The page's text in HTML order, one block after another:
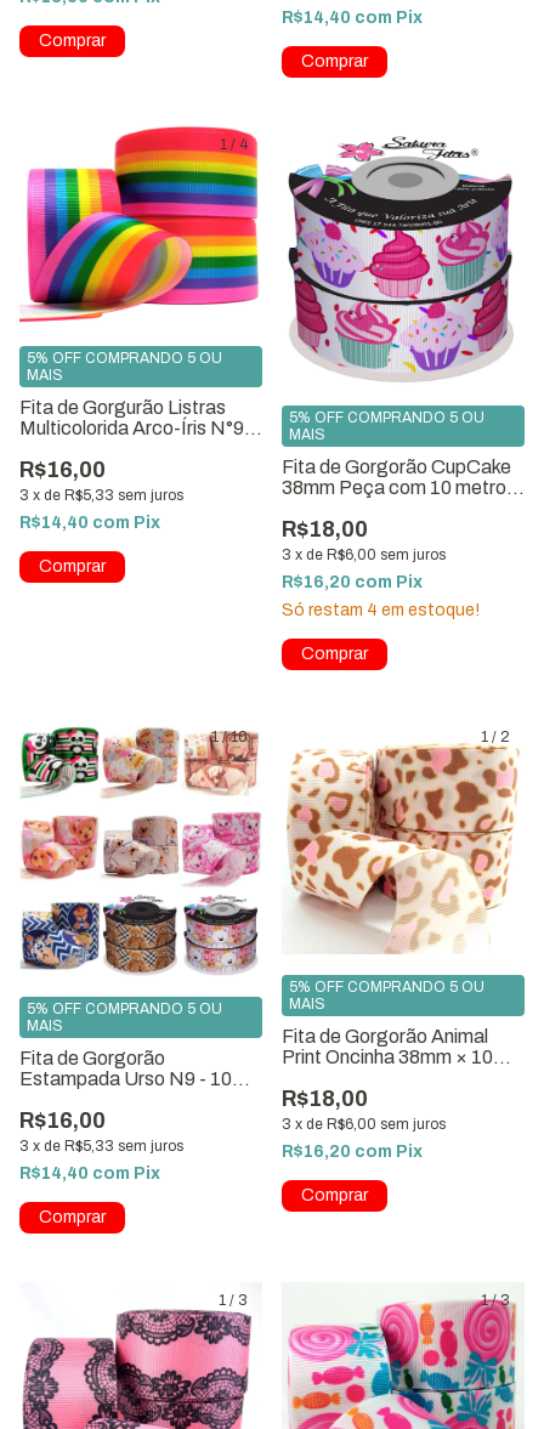
R$14,40 com Pix
1 / 4
Fita de Gorgurão Listras
Multicolorida Arco-Íris N°9
R$16,00
3 x de R$5,33 sem juros
5% OFF COMPRANDO 5 OU
MAIS
R$14,40 com Pix
Fita de Gorgorão CupCake
38mm Peça com 10 metros
R$18,00
3 x de R$6,00 sem juros
5% OFF COMPRANDO 5 OU
MAIS
R$16,20 com Pix
Só restam 4 em estoque!
1/10
Fita de Gorgorão
Estampada Urso N9 - 10
R$16,00
3 x de R$5,33 sem juros
5% OFF COMPRANDO 5 OU
MAIS
R$14,40 com Pix
Comprar
1 / 2
Fita de Gorgorão Animal
Print Oncinha 38mm × 10m
R$18,00
3 x de R$6,00 sem juros
5% OFF COMPRANDO 5 OU
MAIS
R$16,20 com Pix
1 / 3 1/3